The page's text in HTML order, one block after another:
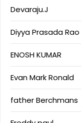
Devaraju.J
Diyya Prasada Rao
ENOSH KUMAR
Evan Mark Ronald
father Berchmans